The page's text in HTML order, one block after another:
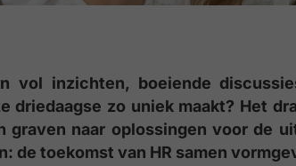
vol inzichten, boeiende
driedaagse zo uniek maakt? Het
graven naar oplossingen voor de
de toekomst van HR samen